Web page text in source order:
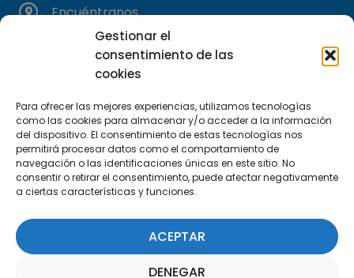
Gestionar el
consentimiento de las
cookies
Para ofrecer las mejores experiencias, utilizamos tecnologías
como las cookies para almacenar y/o acceder a la información
del dispositivo. El consentimiento de estas tecnologías nos
permitirá procesar datos como el comportamiento de
navegación o las identificaciones únicas en este sitio. No
consentir o retirar el consentimiento, puede afectar negativamente
a ciertas características y funciones.
ACEPTAR
DENEGAR
Encuéntranos
C/Marie Curie, 35
29590 Campanillas, Málaga
Suscríbete a nuestra Newsletter
SUSCRÍBETE AQUÍ